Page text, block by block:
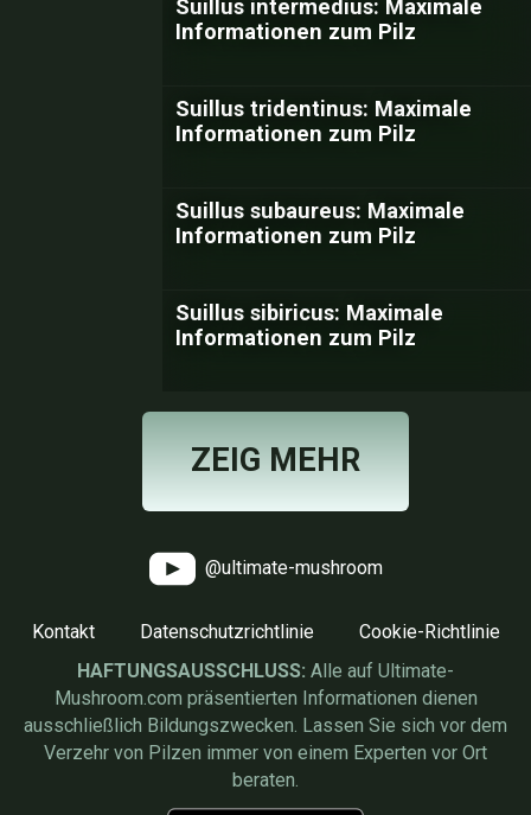
Suillus intermedius: Maximale
Informationen zum Pilz
Suillus tridentinus: Maximale
Informationen zum Pilz
Suillus subaureus: Maximale
Informationen zum Pilz
Suillus sibiricus: Maximale
Informationen zum Pilz
ZEIG MEHR
@ultimate-mushroom
Kontakt Datenschutzrichtlinie
Cookie-Richtlinie
HAFTUNGSAUSSCHLUSS: Alle auf Ultimate-
Mushroom.com präsentierten Informationen dienen
ausschließlich Bildungszwecken. Lassen Sie sich vor dem
Verzehr von Pilzen immer von einem Experten vor Ort
beraten.